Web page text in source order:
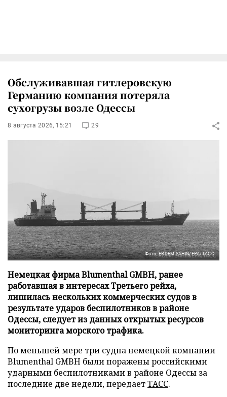
Обслуживавшая гитлеровскую
Германию компания потеряла
сухогрузы возле Одессы
8 августа 2026, 15:21 29
Фото: ERDEM SAHIN/EPA/ТАСС
Немецкая фирма Blumenthal GMBH, ранее
работавшая в интересах Третьего рейха,
лишилась нескольких коммерческих судов в
результате ударов беспилотников в районе
Одессы, следует из данных открытых ресурсов
мониторинга морского трафика.
По меньшей мере три судна немецкой компании
Blumenthal GMBH были поражены российскими
ударными беспилотниками в районе Одессы за
последние две недели, передаетТАСС.